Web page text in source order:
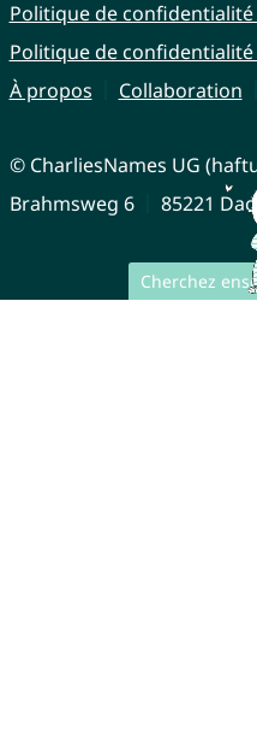
Cherchez
Politique de
Politique de
À propos
Collaboration
© CharliesNames UG
Brahmsweg 6
85221